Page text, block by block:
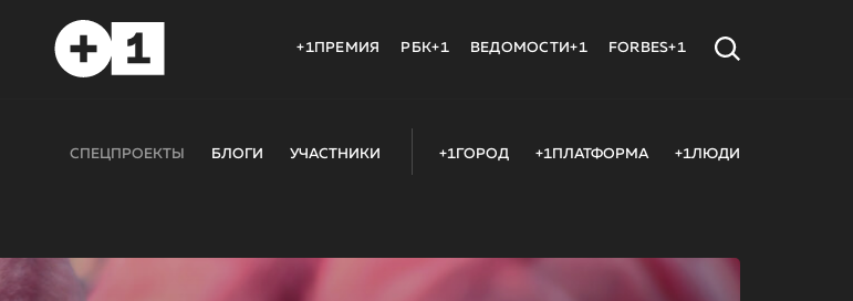
+1ПРЕМИЯ РБК+1 ВЕДОМОСТИ+1 FORBES+1
СПЕЦПРОЕКТЫ БЛОГИ УЧАСТНИКИ +1ГОРОД +1ПЛАТФОРМА +1ЛЮДИ